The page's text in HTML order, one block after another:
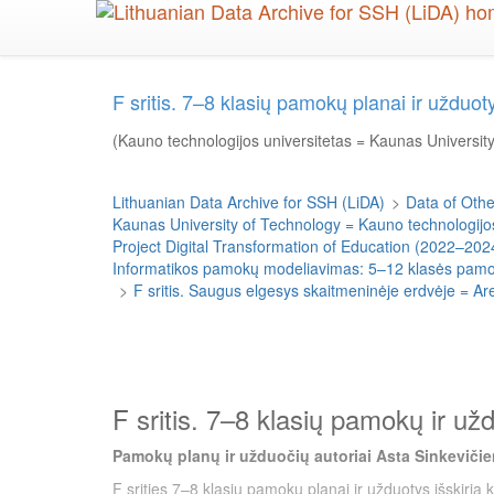
F sritis. 7–8 klasių pamokų planai ir
(Kauno technologijos universitetas = Kaunas
Lithuanian Data Archive for SSH (LiDA) > Data of
Kaunas University of Technology = Kauno
Project Digital Transformation of Education
Informatikos pamokų modeliavimas: 5–12 klasės
> F sritis. Saugus elgesys skaitmeninėje erdvėje =
F sritis. 7–8 klasių pamokų ir
Pamokų planų ir užduočių autoriai Asta
F srities 7–8 klasių pamokų planai ir užduotys